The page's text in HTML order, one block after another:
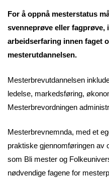
For å oppnå mesterstatus
svenneprøve eller
arbeidserfaring innen faget
mesterutdannelsen.
Mesterbrevutdannelsen
ledelse, markedsføring,
Mesterbrevordningen
Mesterbrevnemnda, med et
praktiske gjennomføringen av
som Bli mester og
nødvendige fagene for